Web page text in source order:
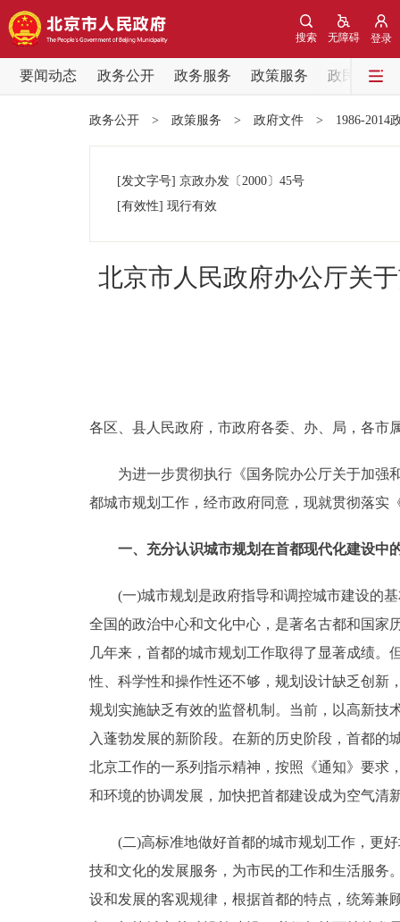
登录
无障碍
搜索
要闻动态 政务公开 政务服务 政策服务
政民互动
党中央精神
政务服务
便民服务
中介服务
政民互动
12345网上接诉即办
参与调查
北京概况
政务公开 > 政策服务 > 政府文件 > 1986-2014
[发文字号] 京政办发 〔2000〕 45号
[有效性] 现行有效
北京市人民政府办公厅关
各区、县人民政府，市政府各委、办、局，各市
为进一步贯彻执行《国务院办公厅关于加强和
都城市规划工作，经市政府同意，现就贯彻落实
一、充分认识城市规划在首都现代化建设中
(一)城市规划是政府指导和调控城市建设的基
全国的政治中心和文化中心，是著名古都和国家
几年来，首都的城市规划工作取得了显著成绩
性、科学性和操作性还不够，规划设计缺乏创新
规划实施缺乏有效的监督机制。当前，以高新技
入蓬勃发展的新阶段。在新的历史阶段，首都
北京工作的一系列指示精神，按照《通知》要求
和环境的协调发展，加快把首都建设成为空气清
(二)高标准地做好首都的城市规划工作，更好
技和文化的发展服务，为市民的工作和生活服务
设和发展的客观规律，根据首都的特点，统筹兼